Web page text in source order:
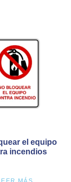
el equipo
incendios